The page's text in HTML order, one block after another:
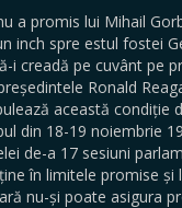
a promis lui Mihail
inch spre estul fostei
creadă pe cuvânt pe
Ronald
această condiție
din 18-19 noiembrie
de-a 17 sesiuni
în limitele promise și
nu-și poate asigura